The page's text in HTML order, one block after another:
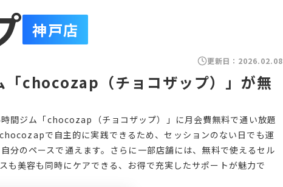
神戸店
更新日： 2026.02.08
chocozap（チョコザップ）」が無
間ジム「chocozap（チョコザップ）」に月会費無料で通い放題
で自主的に実践できるため、セッションのない日でも運
分のペースで通えます。さらに一部店舗には、無料で使えるセル
も美容も同時にケアできる、お得で充実したサポートが魅力で